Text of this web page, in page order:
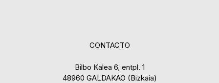
CONTACTO
Bilbo Kalea 6, entpl. 1
48960 GALDAKAO (Bizkaia)